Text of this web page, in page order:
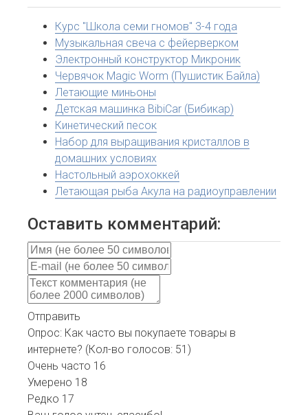
Курс "Школа семи гномов" 3-4 года
Музыкальная свеча с фейерверком
Электронный конструктор Микроник
Червячок Magic Worm (Пушистик Байла)
Летающие миньоны
Детская машинка BibiCar (Бибикар)
Кинетический песок
Набор для выращивания кристаллов в
домашних условиях
Настольный аэрохоккей
Летающая рыба Акула на радиоуправлении
Оставить комментарий:
Отправить
Опрос: Как часто вы покупаете товары в
интернете? (Кол-во голосов: 51)
Очень часто 16
Умерено 18
Редко 17